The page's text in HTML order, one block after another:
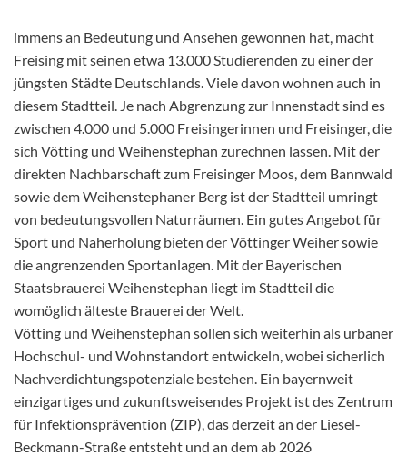
immens an Bedeutung und Ansehen gewonnen hat, macht
Freising mit seinen etwa 13.000 Studierenden zu einer der
jüngsten Städte Deutschlands. Viele davon wohnen auch in
diesem Stadtteil. Je nach Abgrenzung zur Innenstadt sind es
zwischen 4.000 und 5.000 Freisingerinnen und Freisinger, die
sich Vötting und Weihenstephan zurechnen lassen. Mit der
direkten Nachbarschaft zum Freisinger Moos, dem Bannwald
sowie dem Weihenstephaner Berg ist der Stadtteil umringt
von bedeutungsvollen Naturräumen. Ein gutes Angebot für
Sport und Naherholung bieten der Vöttinger Weiher sowie
die angrenzenden Sportanlagen. Mit der Bayerischen
Staatsbrauerei Weihenstephan liegt im Stadtteil die
womöglich älteste Brauerei der Welt.
Vötting und Weihenstephan sollen sich weiterhin als urbaner
Hochschul- und Wohnstandort entwickeln, wobei sicherlich
Nachverdichtungspotenziale bestehen. Ein bayernweit
einzigartiges und zukunftsweisendes Projekt ist des Zentrum
für Infektionsprävention (ZIP), das derzeit an der Liesel-
Beckmann-Straße entsteht und an dem ab 2026